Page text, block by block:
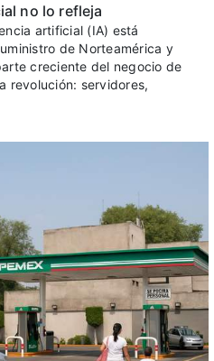
no lo refleja
artificial (IA) está
de Norteamérica y
creciente del negocio de
revolución: servidores,